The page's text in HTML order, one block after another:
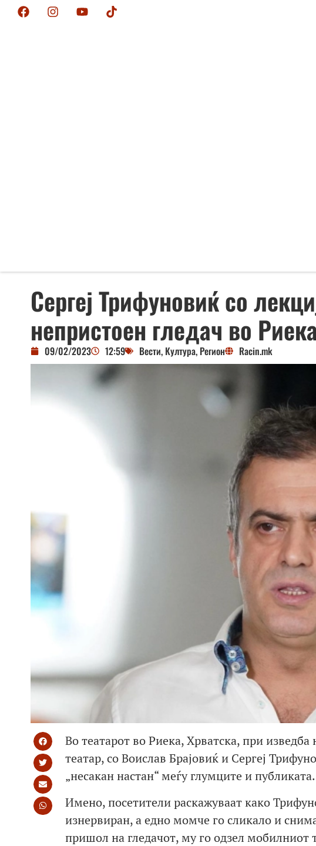
Сергеј Трифуновиќ со
непристоен гледач во Риека
09/02/2023 12:59 Вести, Култура, Регион Racin.mk
Во театарот во Риека, Хрватска, при изведба
театар, со Воислав Брајовиќ и Сергеј
„несакан настан“ меѓу глумците и публиката.
Имено, посетители раскажуваат како
изнервиран, а едно момче го сликало и
пришол на гледачот, му го одзел